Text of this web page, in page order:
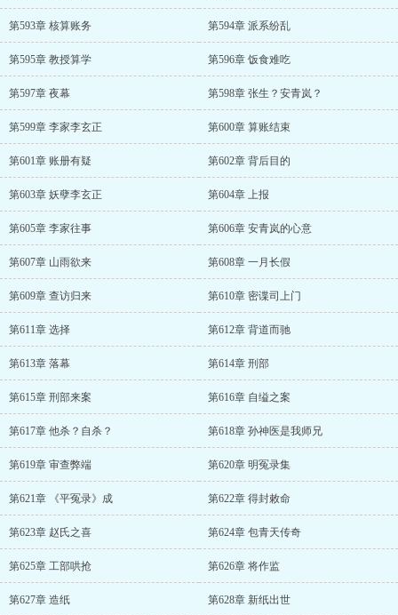
第593章 核算账务 第594章 派系纷乱
第595章 教授算学 第596章 饭食难吃
第597章 夜幕 第598章 张生？安青岚？
第599章 李家李玄正 第600章 算账结束
第601章 账册有疑 第602章 背后目的
第603章 妖孽李玄正 第604章 上报
第605章 李家往事 第606章 安青岚的心意
第607章 山雨欲来 第608章 一月长假
第609章 查访归来 第610章 密谍司上门
第611章 选择 第612章 背道而驰
第613章 落幕 第614章 刑部
第615章 刑部来案 第616章 自缢之案
第617章 他杀？自杀？ 第618章 孙神医是我师兄
第619章 审查弊端 第620章 明冤录集
第621章 《平冤录》成 第622章 得封敕命
第623章 赵氏之喜 第624章 包青天传奇
第625章 工部哄抢 第626章 将作监
第627章 造纸 第628章 新纸出世